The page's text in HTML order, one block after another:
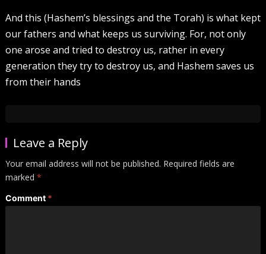
And this (Hashem’s blessings and the Torah) is what kept
our fathers and what keeps us surviving. For, not only
one arose and tried to destroy us, rather in every
generation they try to destroy us, and Hashem saves us
from their hands
Leave a Reply
Your email address will not be published. Required fields are
marked *
Comment *